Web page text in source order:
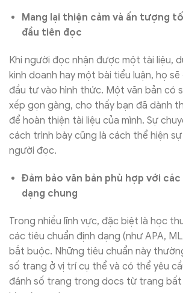
Mang lại thiện cảm và ấn tượng
đầu tiên đọc
Khi người đọc nhận được một tài liệu,
kinh doanh hay một bài tiểu luận, họ
đầu tư vào hình thức. Một văn bản có
xếp gọn gàng, cho thấy bạn đã dành
để hoàn thiện tài liệu của mình. Sự
cách trình bày cũng là cách thể hiện
người đọc.
Đảm bảo văn bản phù hợp với
dạng chung
Trong nhiều lĩnh vực, đặc biệt là học
các tiêu chuẩn định dạng (như APA,
bắt buộc. Những tiêu chuẩn này
số trang ở vị trí cụ thể và có thể yêu
đánh số trang trong docs từ trang bất